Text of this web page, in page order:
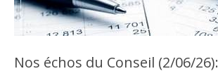
Nos échos du Conseil (2/06/26):